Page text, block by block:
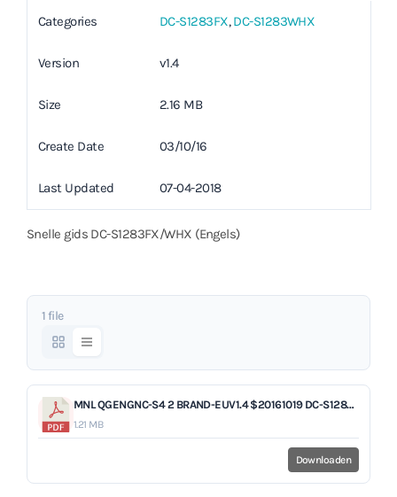
Categories DC-S1283FX,DC-S1283WHX
Version v1.4
Size 2.16 MB
Create Date 03/10/16
Last Updated 07-04-2018
Snelle gids DC-S1283FX/WHX (Engels)
1 file
MNL QGENGNC-S4 2 BRAND-EUV1.4 $20161019 DC-S1283FX DC-S1283WHX.pdf
1.21 MB
Downloaden